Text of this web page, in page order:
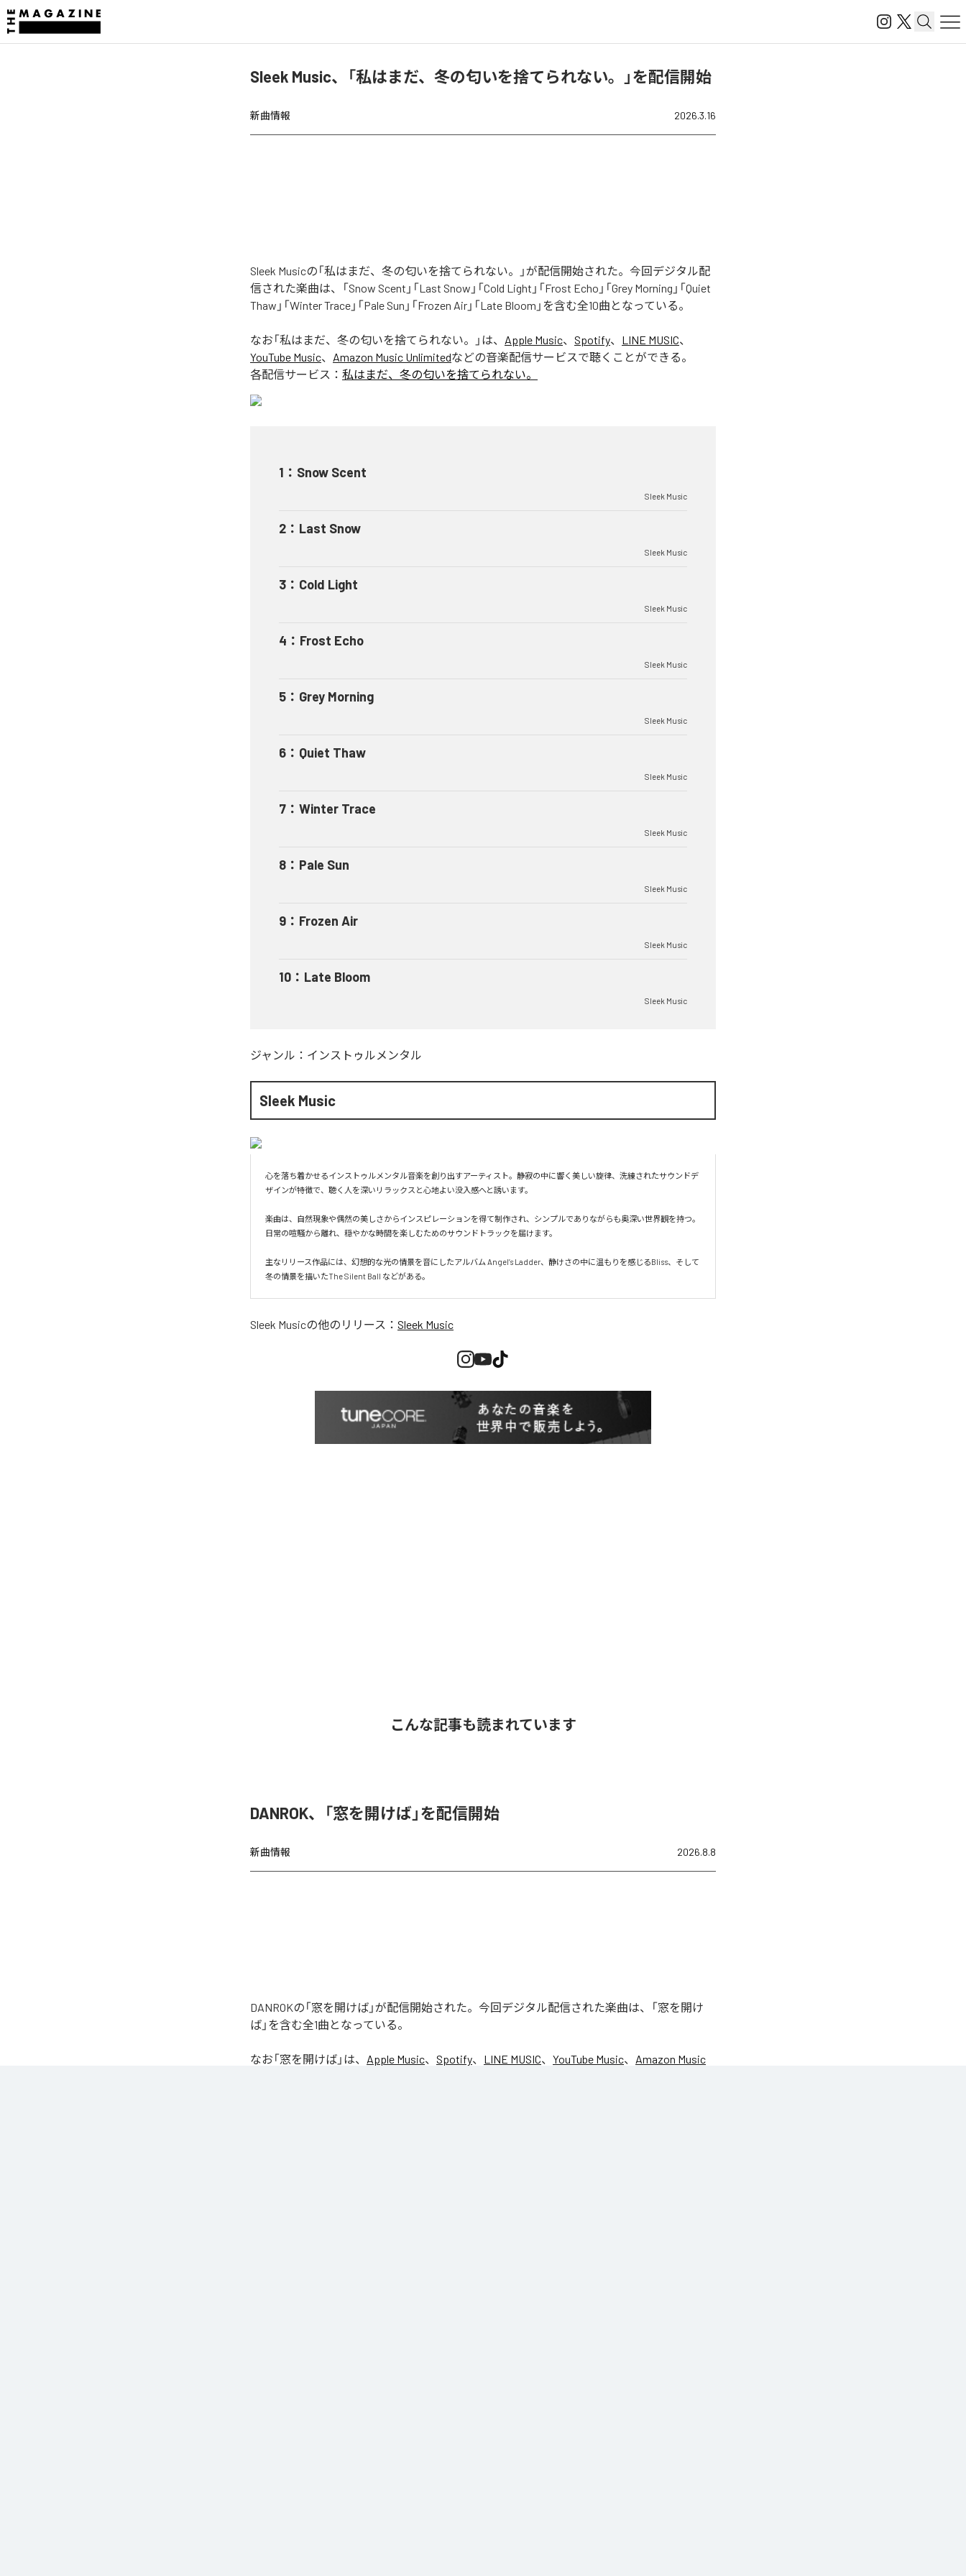
Sleek Music、「私はまだ、冬の匂いを捨てられない。」を配信開始
新曲情報 2026.3.16
Sleek Musicの「私はまだ、冬の匂いを捨てられない。」が配信開始された。今回デジタル配
信された楽曲は、「Snow Scent」「Last Snow」「Cold Light」「Frost Echo」「Grey Morning」「Quiet
Thaw」「Winter Trace」「Pale Sun」「Frozen Air」「Late Bloom」を含む全10曲となっている。
なお「私はまだ、冬の匂いを捨てられない。 」は、 Apple Music、 Spotify、 LINE MUSIC、
YouTube Music、 Amazon Music Unlimitedなどの音楽配信サービスで聴くことができる。
各配信サービス： 私はまだ、冬の匂いを捨てられない。
1 ： Snow Scent
Sleek Music
2 ： Last Snow
Sleek Music
3 ： Cold Light
Sleek Music
4 ： Frost Echo
Sleek Music
5 ： Grey Morning
Sleek Music
6 ： Quiet Thaw
Sleek Music
7 ： Winter Trace
Sleek Music
8 ： Pale Sun
Sleek Music
9 ： Frozen Air
Sleek Music
10 ： Late Bloom
Sleek Music
ジャンル： インストゥルメンタル
Sleek Music
心を落ち着かせるインストゥルメンタル音楽を創り出すアーティスト。静寂の中に響く美しい旋律、洗練されたサウンドデ
ザインが特徴で、聴く人を深いリラックスと心地よい没入感へと誘います。
楽曲は、自然現象や偶然の美しさからインスピレーションを得て制作され、シンプルでありながらも奥深い世界観を持つ。
日常の喧騒から離れ、穏やかな時間を楽しむためのサウンドトラックを届けます。
主なリリース作品には、幻想的な光の情景を音にしたアルバム Angel’s Ladder、静けさの中に温もりを感じるBliss、そして
冬の情景を描いたThe Silent Ball などがある。
Sleek Musicの他のリリース： Sleek Music
こんな記事も読まれています
DANROK、「窓を開けば」を配信開始
新曲情報 2026.8.8
DANROKの「窓を開けば」が配信開始された。今回デジタル配信された楽曲は、「窓を開け
ば」を含む全1曲となっている。
なお「窓を開けば 」は、 Apple Music、 Spotify、 LINE MUSIC、 YouTube Music、 Amazon Music